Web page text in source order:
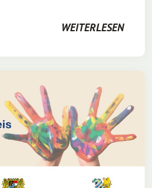
WEITERLESEN